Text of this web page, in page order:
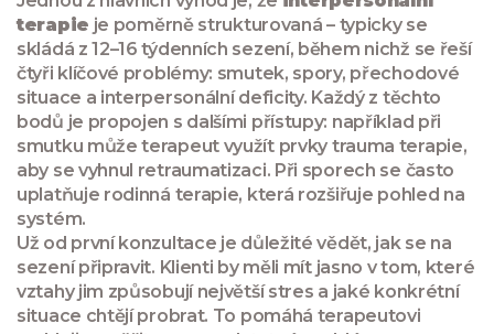
terapie je poměrně strukturovaná – typicky se
skládá z 12–16 týdenních sezení, během nichž se řeší
čtyři klíčové problémy: smutek, spory, přechodové
situace a interpersonální deficity. Každý z těchto
bodů je propojen s dalšími přístupy: například při
smutku může terapeut využít prvky trauma terapie,
aby se vyhnul retraumatizaci. Při sporech se často
uplatňuje rodinná terapie, která rozšiřuje pohled na
systém.
Už od první konzultace je důležité vědět, jak se na
sezení připravit. Klienti by měli mít jasno v tom, které
vztahy jim způsobují největší stres a jaké konkrétní
situace chtějí probrat. To pomáhá terapeutovi